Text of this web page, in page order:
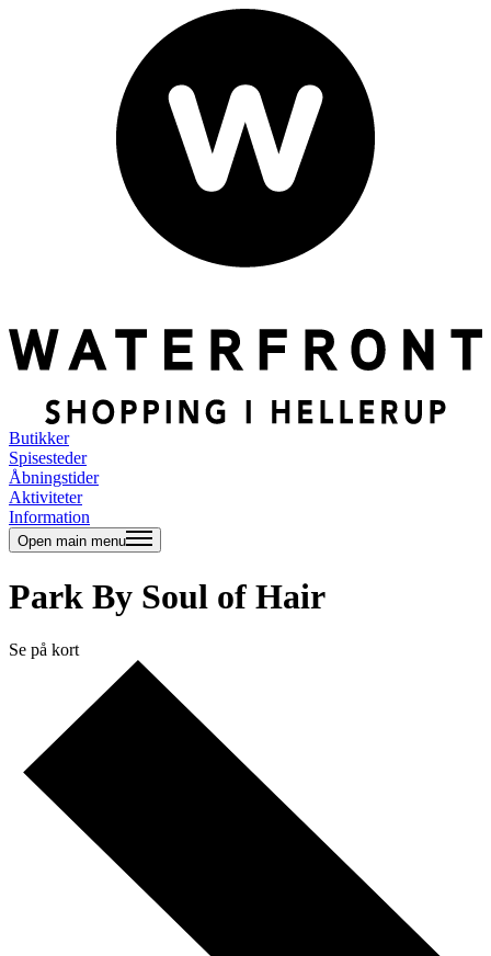
Butikker
Spisesteder
Åbningstider
Aktiviteter
Information
Open main menu
Park By Soul of Hair
Se på kort